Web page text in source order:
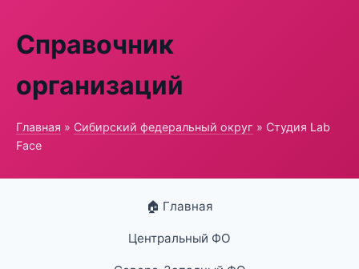
Справочник
организаций
Главная » Сибирский федеральный округ » Студия Lab
Face
🏠 Главная
Центральный ФО